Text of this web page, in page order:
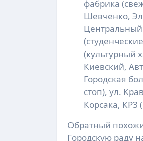
фабрика
Шевченко,
Центральный
(культурный
Киевский,
Городская
стоп), ул.
Корсака,
Обратный
Городскую раду